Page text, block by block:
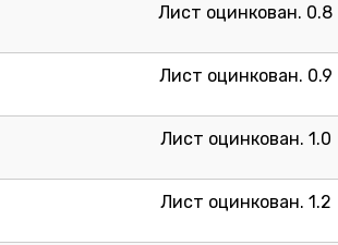
Лист оцинкован. 0.8
Лист оцинкован. 0.9
Лист оцинкован. 1.0
Лист оцинкован. 1.2